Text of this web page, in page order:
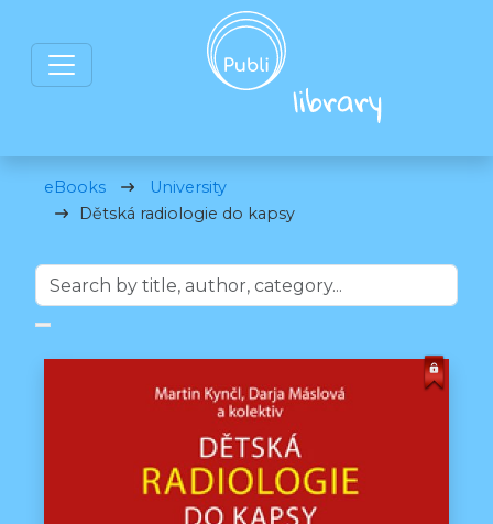
eBooks
University
Dětská radiologie do kapsy